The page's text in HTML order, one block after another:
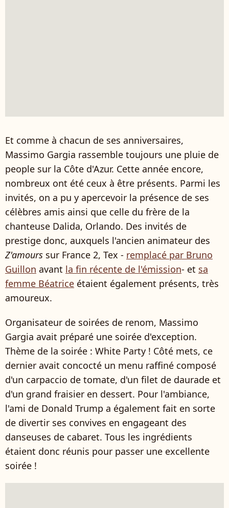
Et comme à chacun de ses anniversaires,
Massimo Gargia rassemble toujours une pluie de
people sur la Côte d'Azur. Cette année encore,
nombreux ont été ceux à être présents. Parmi les
invités, on a pu y apercevoir la présence de ses
célèbres amis ainsi que celle du frère de la
chanteuse Dalida, Orlando. Des invités de
prestige donc, auxquels l'ancien animateur des
Z'amours sur France 2, Tex - remplacé par Bruno
Guillon avant la fin récente de l'émission- et sa
femme Béatrice étaient également présents, très
amoureux.
Organisateur de soirées de renom, Massimo
Gargia avait préparé une soirée d'exception.
Thème de la soirée : White Party ! Côté mets, ce
dernier avait concocté un menu raffiné composé
d'un carpaccio de tomate, d'un filet de daurade et
d'un grand fraisier en dessert. Pour l'ambiance,
l'ami de Donald Trump a également fait en sorte
de divertir ses convives en engageant des
danseuses de cabaret. Tous les ingrédients
étaient donc réunis pour passer une excellente
soirée !